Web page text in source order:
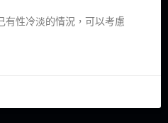
有性冷淡的情況，可以考慮